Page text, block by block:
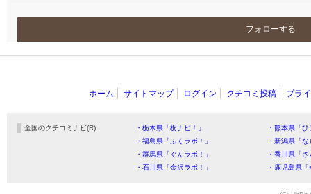
フォローする
ホーム サイトマップ ログイン クチコミ投稿 プラ
全国のクチコミナビ(R) ・栃木県「栃ナビ！」
・熊本県「
・福島県「ふくラボ！」
・新潟県「
・群馬県「ぐんラボ！」
・香川県「
・石川県「金沢ラボ！」
・鹿児島県